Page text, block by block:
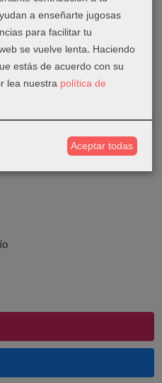
a enseñarte jugosas
para facilitar tu
se vuelve lenta. Haciendo
estás de acuerdo con su
lea nuestra política de
Aceptar todas